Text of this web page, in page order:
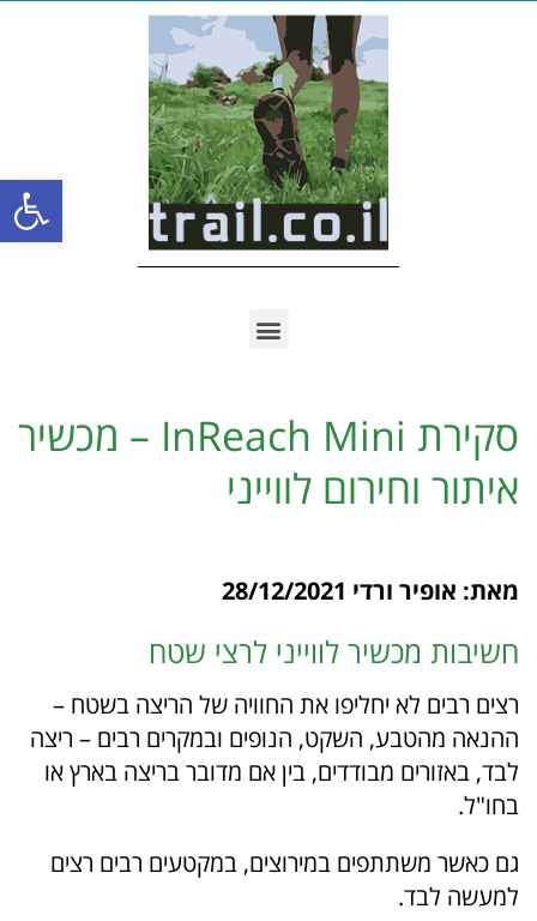
פתח
סקירת InReach Mini – מכשיר
איתור וחירום לווייני
מאת: אופיר ורדי 28/12/2021
חשיבות מכשיר לווייני לרצי שטח
רצים רבים לא יחליפו את החוויה של הריצה בשטח –
ההנאה מהטבע, השקט, הנופים ובמקרים רבים – ריצה
לבד, באזורים מבודדים, בין אם מדובר בריצה בארץ או
בחו"ל.
גם כאשר משתתפים במירוצים, במקטעים רבים רצים
למעשה לבד.